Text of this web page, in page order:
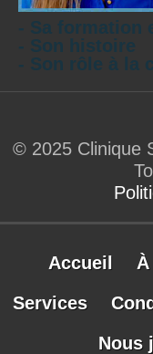
- Sa formation
- Son histoire
- Son rôle à la
© 2025 Clinique
Accueil
Services
Nous